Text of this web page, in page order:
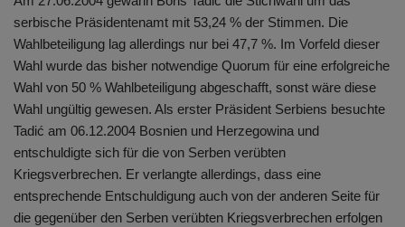
serbische Präsidentenamt mit 53,24 % der Stimmen. Die
Wahlbeteiligung lag allerdings nur bei 47,7 %. Im Vorfeld dieser
Wahl wurde das bisher notwendige Quorum für eine erfolgreiche
Wahl von 50 % Wahlbeteiligung abgeschafft, sonst wäre diese
Wahl ungültig gewesen. Als erster Präsident Serbiens besuchte
Tadić am 06.12.2004 Bosnien und Herzegowina und
entschuldigte sich für die von Serben verübten
Kriegsverbrechen. Er verlangte allerdings, dass eine
entsprechende Entschuldigung auch von der anderen Seite für
die gegenüber den Serben verübten Kriegsverbrechen erfolgen